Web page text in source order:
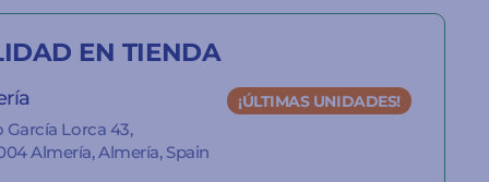
EN TIENDA
Lorca 43,
Almería, Almería, Spain
¡ÚLTIMAS UNIDADES!